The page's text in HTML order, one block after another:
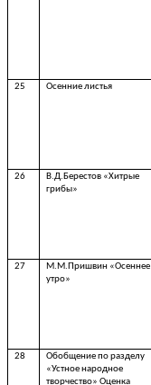
25 Осенние листья
26
В.Д.Берестов «Хитрые
грибы»
27
М.М.Пришвин «Осеннее
утро»
28
Обобщение по разделу
«Устное народное
творчество» Оценка